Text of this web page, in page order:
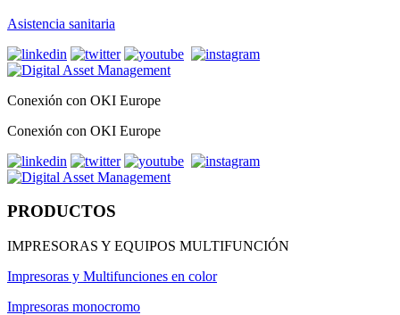
Asistencia sanitaria
Conexión con OKI Europe
Conexión con OKI Europe
PRODUCTOS
IMPRESORAS Y EQUIPOS MULTIFUNCIÓN
Impresoras y Multifunciones en color
Impresoras monocromo